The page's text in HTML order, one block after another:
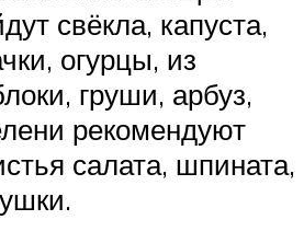
свёкла, капуста,
огурцы, из
груши, арбуз,
рекомендуют
салата, шпината,